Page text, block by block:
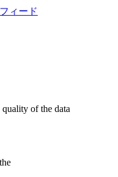
ィード
of the data